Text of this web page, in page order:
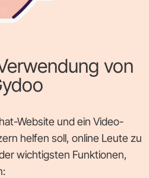
von
Website und ein Video-
helfen soll, online Leute zu
wichtigsten Funktionen,